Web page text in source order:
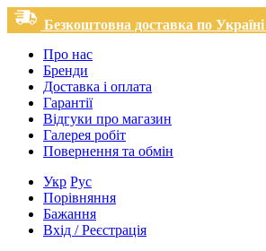
Безкоштовна доставка по
Про нас
Бренди
Доставка і оплата
Гарантії
Відгуки про магазин
Галерея робіт
Повернення та обмін
Укр Рус
Порівняння
Бажання
Вхід / Реєстрація